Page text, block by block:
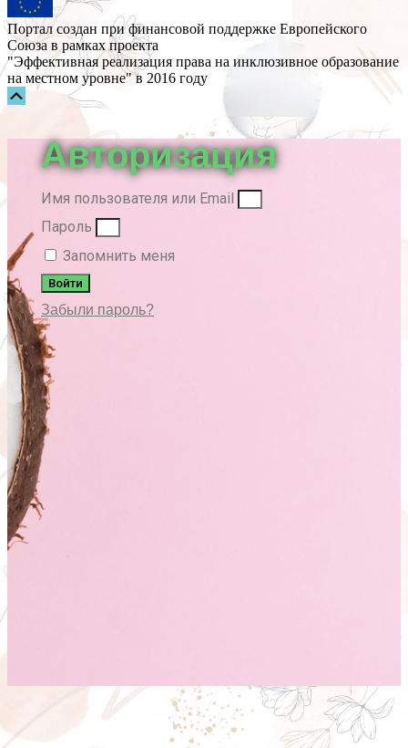
Портал создан при финансовой поддержке Европейского
Союза в рамках проекта
"Эффективная реализация права на инклюзивное образование
на местном уровне" в 2016 году
Прокрутка
Авторизация
Имя пользователя или Email
Пароль
Запомнить меня
Войти
Забыли пароль?